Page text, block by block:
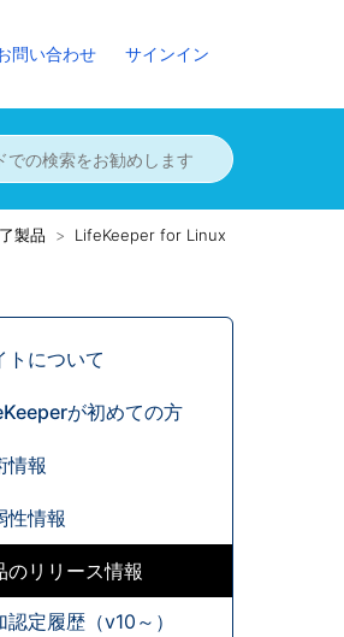
問い合わせ サインイン
製品
LifeKeeper for Linux
トについて
が初めての方
情報
性情報
のリリース情報
認定履歴（v10～）